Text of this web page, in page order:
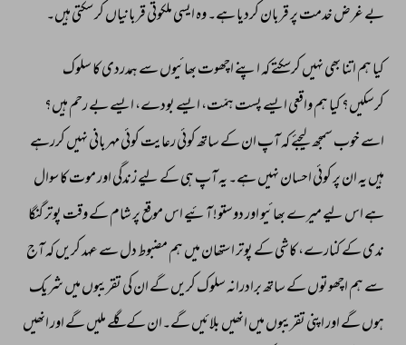
بے غرض خدمت پر قربان کردیا ہے۔ وہ ایسی ملکوتی قربانیاں کر سکتی ہیں۔
کیا ہم اتنا بھی نہیں کرسکتے کہ اپنے اچھوت بھائیوں سے ہمدردی کا سلوک
کرسکیں؟ کیا ہم واقعی ایسے پست ہمّت، ایسے بودے، ایسے بے رحم ہیں؟
اسے خوب سمجھ لیجئے کہ آپ ان کے ساتھ کوئی رعایت کوئی مہربانی نہیں کررہے
ہیں یہ ان پر کوئی احسان نہیں ہے۔ یہ آپ ہی کے لیے زندگی اور موت کا سوال
ہے اس لیے میرے بھائیو اور دوستو! آئیے اس موقع پر شام کے وقت پوتر گنگا
ندی کے کنارے، کاشی کے پوتر استھان میں ہم مضبوط دل سے عہد کریں کہ آج
سے ہم اچھوتوں کے ساتھ برادرانہ سلوک کریں گے ان کی تقریبوں میں شریک
ہوں گے اور اپنی تقریبوں میں انھیں بلائیں گے۔ان کے گلے ملیں گے اور انھیں